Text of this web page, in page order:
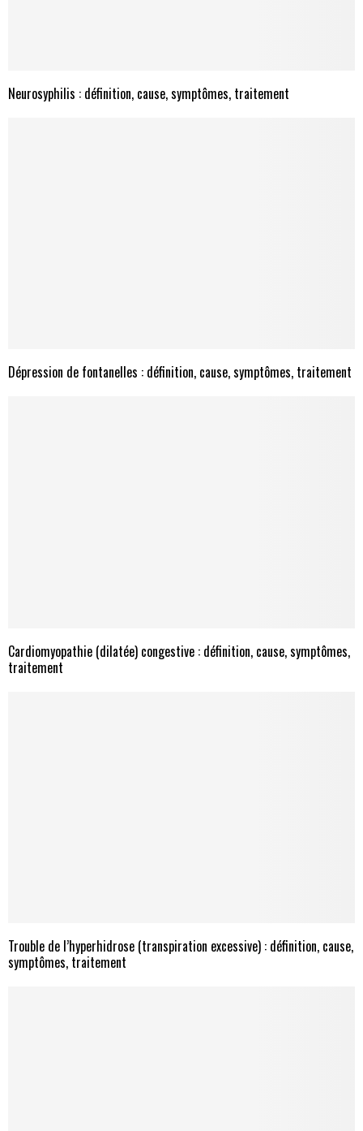
Neurosyphilis : définition, cause, symptômes, traitement
Dépression de fontanelles : définition, cause, symptômes, traitement
Cardiomyopathie (dilatée) congestive : définition, cause, symptômes,
traitement
Trouble de l’hyperhidrose (transpiration excessive) : définition, cause,
symptômes, traitement